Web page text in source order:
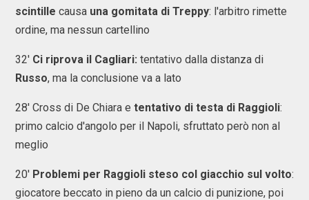
scintille causa una gomitata di Treppy: l'arbitro rimette
ordine, ma nessun cartellino
32' Ci riprova il Cagliari: tentativo dalla distanza di
Russo, ma la conclusione va a lato
28' Cross di De Chiara e tentativo di testa di Raggioli:
primo calcio d'angolo per il Napoli, sfruttato però non al
meglio
20' Problemi per Raggioli steso col giacchio sul volto:
giocatore beccato in pieno da un calcio di punizione, poi